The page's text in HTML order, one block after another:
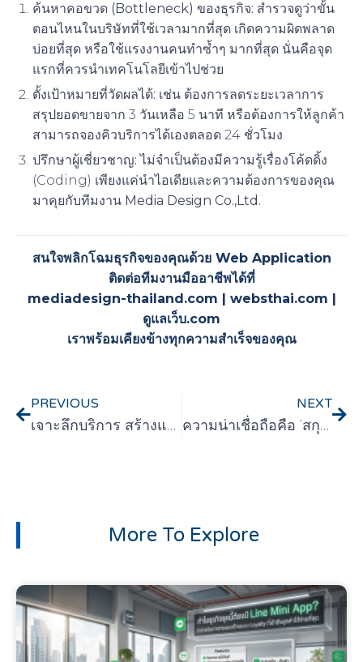
ค้นหาคอขวด (Bottleneck) ของธุรกิจ: สำรวจดูว่าขั้น
ตอนไหนในบริษัทที่ใช้เวลามากที่สุด เกิดความผิดพลาด
บ่อยที่สุด หรือใช้แรงงานคนทำซ้ำๆ มากที่สุด นั่นคือจุด
แรกที่ควรนำเทคโนโลยีเข้าไปช่วย
ตั้งเป้าหมายที่วัดผลได้: เช่น ต้องการลดระยะเวลาการ
สรุปยอดขายจาก 3 วันเหลือ 5 นาที หรือต้องการให้ลูกค้า
สามารถจองคิวบริการได้เองตลอด 24 ชั่วโมง
ปรึกษาผู้เชี่ยวชาญ: ไม่จำเป็นต้องมีความรู้เรื่องโค้ดดิ้ง
(Coding) เพียงแค่นำไอเดียและความต้องการของคุณ
มาคุยกับทีมงาน Media Design Co.,Ltd.
สนใจพลิกโฉมธุรกิจของคุณด้วย Web Application
ติดต่อทีมงานมืออาชีพได้ที่
mediadesign-thailand.com | websthai.com |
ดูแลเว็บ.com
เราพร้อมเคียงข้างทุกความสำเร็จของคุณ
PREVIOUS
เจาะลึกบริการ สร้างและพัฒนาระบบ เว็บไซต์องค์กรแบบดูแลครบวงจร จบในที่เดียวกับมืออาชีพ
NEXT
ความน่าเชื่อถือคือ ‘สกุลเงิน’ ใหม่: ปราการด่านแรกที่เว็บไซต์ต้องมี เพื่อชนะใจลูกค้าดิจิทัล
More To Explore